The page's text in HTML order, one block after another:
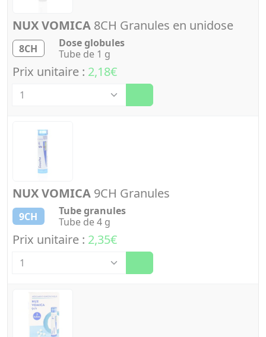
NUX VOMICA 8CH Granules en unidose
8CH
Dose globules
Tube de 1 g
Prix unitaire : 2,18€
NUX VOMICA 9CH Granules
9CH
Tube granules
Tube de 4 g
Prix unitaire : 2,35€